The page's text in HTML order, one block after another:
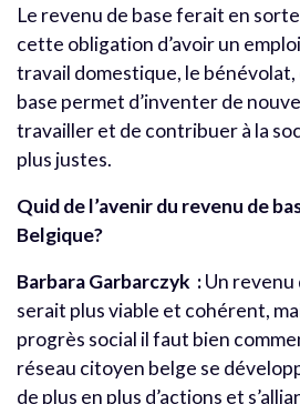
Le revenu de base ferait en
cette obligation d’avoir un
travail domestique, le bénévolat,
base permet d’inventer de
travailler et de contribuer à la
plus justes.
Quid de l’avenir du revenu de
Belgique?
Barbara Garbarczyk :Un revenu
serait plus viable et cohérent,
progrès social il faut bien
réseau citoyen belge se
de plus en plus d’actions et